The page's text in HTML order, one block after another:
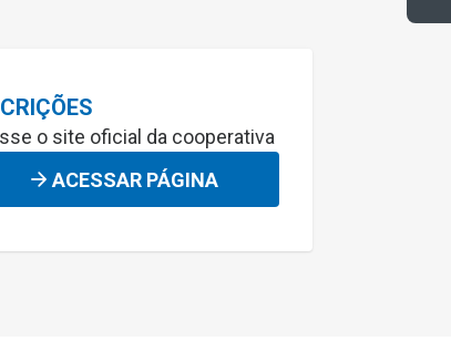
o site oficial da cooperativa
ACESSAR PÁGINA